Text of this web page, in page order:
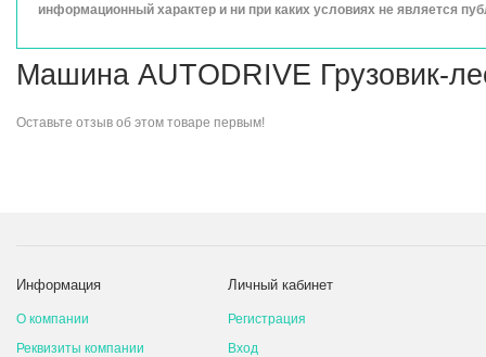
информационный характер и ни при каких условиях не является
Машина AUTODRIVE Грузовик-
Оставьте отзыв об этом товаре первым!
Информация
О компании
Реквизиты компании
Личный кабинет
Регистрация
Вход